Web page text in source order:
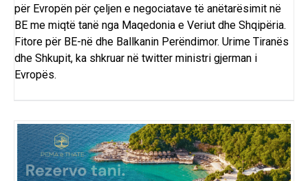
për Evropën për çeljen e negociatave të anëtarësimit në
BE me miqtë tanë nga Maqedonia e Veriut dhe Shqipëria.
Fitore për BE-në dhe Ballkanin Perëndimor. Urime Tiranës
dhe Shkupit, ka shkruar në twitter ministri gjerman i
Evropës.